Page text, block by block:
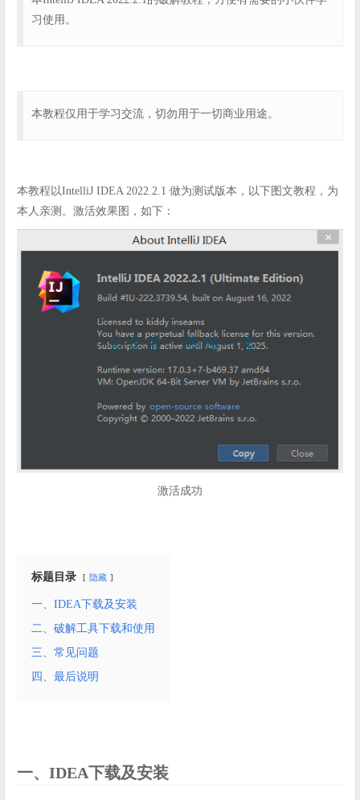
习使用。
本教程仅用于学习交流，切勿用于一切商业用途。
本教程以IntelliJ IDEA 2022.2.1 做为测试版本，以下图文教程，为
本人亲测。激活效果图，如下：
激活成功
标题目录 隐藏
一、IDEA下载及安装
二、破解工具下载和使用
三、常见问题
四、最后说明
一、IDEA下载及安装